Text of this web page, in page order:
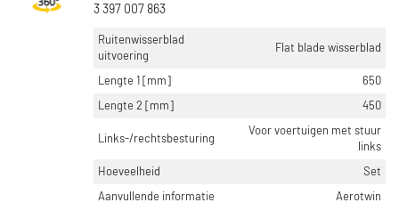
VOORRAAD
Op voorraad (2197)
Niet op voorraad (1313)
3 397 007 863
Ruitenwisserblad
uitvoering
Flat blade wisserblad
Lengte 1 [mm]
650
Lengte 2 [mm]
450
Links-/rechtsbesturing
Voor voertuigen met stuur
links
Hoeveelheid
Set
Aanvullende informatie
Aerotwin